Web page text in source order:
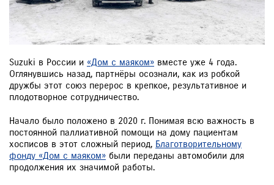
Suzuki в России и «Дом с маяком» вместе уже 4 года.
Оглянувшись назад, партнёры осознали, как из робкой
дружбы этот союз перерос в крепкое, результативное и
плодотворное сотрудничество.
Начало было положено в 2020 г. Понимая всю важность в
постоянной паллиативной помощи на дому пациентам
хосписов в этот сложный период, Благотворительному
фонду «Дом с маяком» были переданы автомобили для
продолжения их значимой работы.